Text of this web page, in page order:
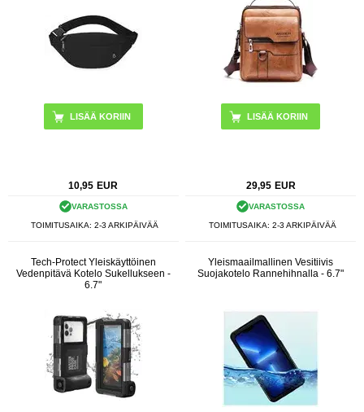
LISÄÄ KORIIN
10,95 EUR
VARASTOSSA
TOIMITUSAIKA: 2-3 ARKIPÄIVÄÄ
LISÄÄ KORIIN
29,95 EUR
VARASTOSSA
TOIMITUSAIKA: 2-3 ARKIPÄIVÄÄ
Tech-Protect Yleiskäyttöinen
Vedenpitävä Kotelo Sukellukseen -
6.7"
Yleismaailmallinen Vesitiivis
Suojakotelo Rannehihnalla - 6.7"